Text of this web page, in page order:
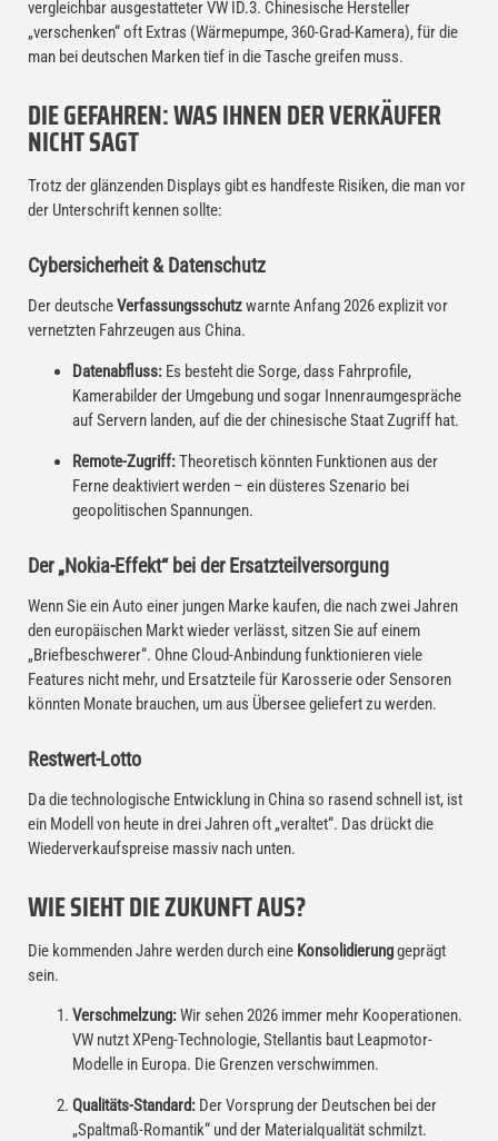
vergleichbar ausgestatteter VW ID.3. Chinesische Hersteller
„verschenken“ oft Extras (Wärmepumpe, 360-Grad-Kamera), für die
man bei deutschen Marken tief in die Tasche greifen muss.
DIE GEFAHREN: WAS IHNEN DER VERKÄUFER
NICHT SAGT
Trotz der glänzenden Displays gibt es handfeste Risiken, die man vor
der Unterschrift kennen sollte:
Cybersicherheit & Datenschutz
Der deutscheVerfassungsschutzwarnte Anfang 2026 explizit vor
vernetzten Fahrzeugen aus China.
Datenabfluss: Es besteht die Sorge, dass Fahrprofile,
Kamerabilder der Umgebung und sogar Innenraumgespräche
auf Servern landen, auf die der chinesische Staat Zugriff hat.
Remote-Zugriff:Theoretisch könnten Funktionen aus der
Ferne deaktiviert werden – ein düsteres Szenario bei
geopolitischen Spannungen.
Der „Nokia-Effekt“ bei der Ersatzteilversorgung
Wenn Sie ein Auto einer jungen Marke kaufen, die nach zwei Jahren
den europäischen Markt wieder verlässt, sitzen Sie auf einem
„Briefbeschwerer“. Ohne Cloud-Anbindung funktionieren viele
Features nicht mehr, und Ersatzteile für Karosserie oder Sensoren
könnten Monate brauchen, um aus Übersee geliefert zu werden.
Restwert-Lotto
Da die technologische Entwicklung in China so rasend schnell ist, ist
ein Modell von heute in drei Jahren oft „veraltet“. Das drückt die
Wiederverkaufspreise massiv nach unten.
WIE SIEHT DIE ZUKUNFT AUS?
Die kommenden Jahre werden durch eine Konsolidierunggeprägt
sein.
Verschmelzung:Wir sehen 2026 immer mehr Kooperationen.
VW nutzt XPeng-Technologie, Stellantis baut Leapmotor-
Modelle in Europa. Die Grenzen verschwimmen.
Qualitäts-Standard: Der Vorsprung der Deutschen bei der
„Spaltmaß-Romantik“ und der Materialqualität schmilzt.